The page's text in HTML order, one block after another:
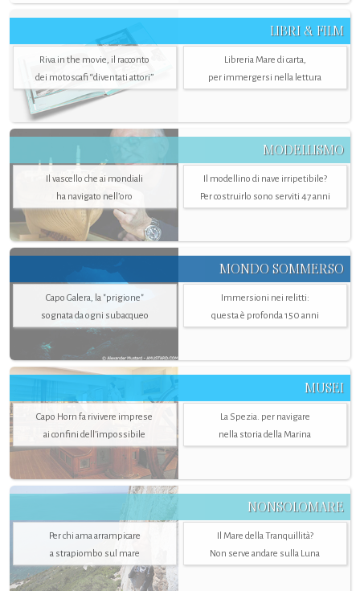
LIBRI & FILM
Riva in the movie, il racconto
dei motoscafi “diventati attori”
Libreria Mare di carta,
per immergersi nella lettura
MODELLISMO
Il vascello che ai mondiali
ha navigato nell’oro
Il modellino di nave irripetibile?
Per costruirlo sono serviti 47 anni
MONDO SOMMERSO
Capo Galera, la "prigione"
sognata da ogni subacqueo
Immersioni nei relitti:
questa è profonda 150 anni
MUSEI
Capo Horn fa rivivere imprese
ai confini dell’impossibile
La Spezia. per navigare
nella storia della Marina
NONSOLOMARE
Per chi ama arrampicare
a strapiombo sul mare
Il Mare della Tranquillità?
Non serve andare sulla Luna